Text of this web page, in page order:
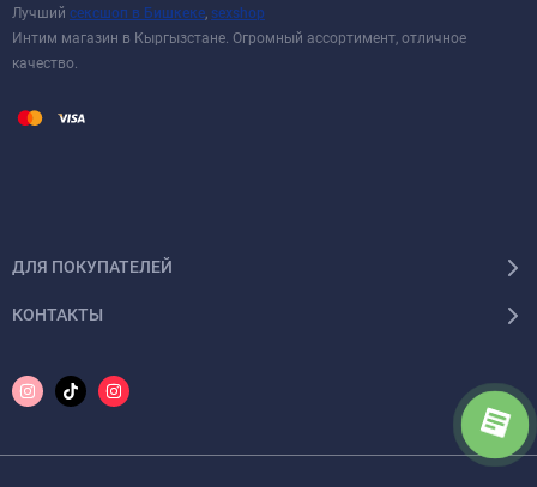
Лучший сексшоп в Бишкеке sexshop
Интим магазин в Кыргызстане. Огромный ассортимент, отличное
качество.
ДЛЯ ПОКУПАТЕЛЕЙ
КОНТАКТЫ